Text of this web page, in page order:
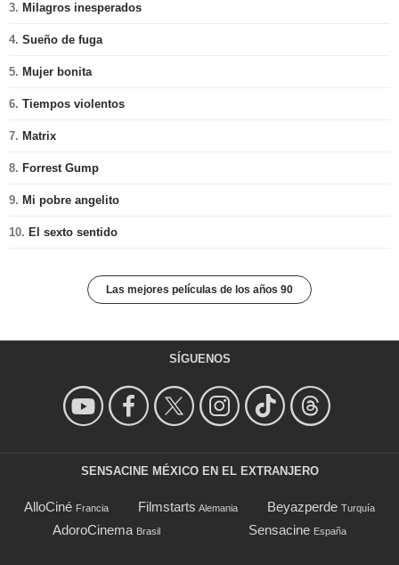
3. Milagros inesperados
4. Sueño de fuga
5. Mujer bonita
6. Tiempos violentos
7. Matrix
8. Forrest Gump
9. Mi pobre angelito
10. El sexto sentido
Las mejores películas de los años 90
SÍGUENOS
SENSACINE MÉXICO EN EL EXTRANJERO
AlloCiné Francia Filmstarts Alemania Beyazperde Turquía
AdoroCinema Brasil Sensacine España